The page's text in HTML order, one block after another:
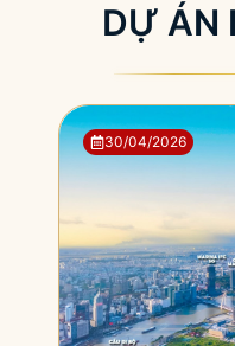
DỰ ÁN
30/04/2026